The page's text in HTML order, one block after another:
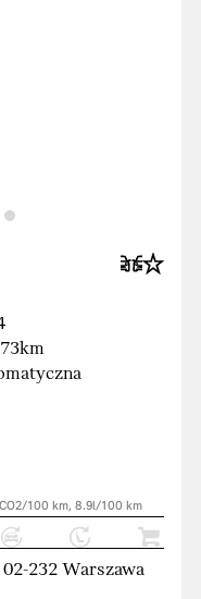
100 km, 8.9l/100 km
232 Warszawa